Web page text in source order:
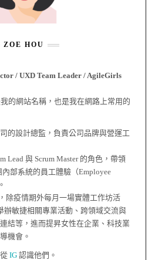
ZOE HOU
/ UXD Team Leader / AgileGirls
的網站名稱，也是我在網路上常用的
的設計總監，負責公司品牌與營運工
Lead 與 Scrum Master 的角色，帶領
部系統的員工體驗（Employee
除疫情期外每月一場實體工作坊活
辦敏捷相關專業活動、跨領域交流與
結等，進而提昇女性在企業、科技業
機會。
IG 認識他們。